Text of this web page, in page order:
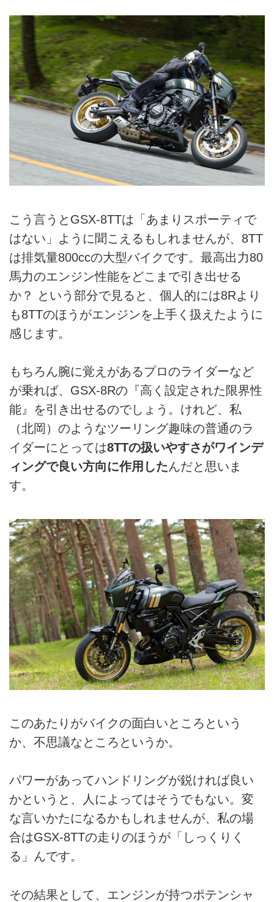
こう言うとGSX-8TTは「あまりスポーティで
はない」ように聞こえるもしれませんが、8TT
は排気量800ccの大型バイクです。最高出力80
馬力のエンジン性能をどこまで引き出せる
か？ という部分で見ると、個人的には8Rより
も8TTのほうがエンジンを上手く扱えたように
感じます。
もちろん腕に覚えがあるプロのライダーなど
が乗れば、GSX-8Rの『高く設定された限界性
能』を引き出せるのでしょう。けれど、私
（北岡）のようなツーリング趣味の普通のラ
イダーにとっては8TTの扱いやすさがワインデ
ィングで良い方向に作用したんだと思いま
す。
このあたりがバイクの面白いところという
か、不思議なところというか。
パワーがあってハンドリングが鋭ければ良い
かというと、人によってはそうでもない。変
な言いかたになるかもしれませんが、私の場
合はGSX-8TTの走りのほうが「しっくりく
る」んです。
その結果として、エンジンが持つポテンシャ